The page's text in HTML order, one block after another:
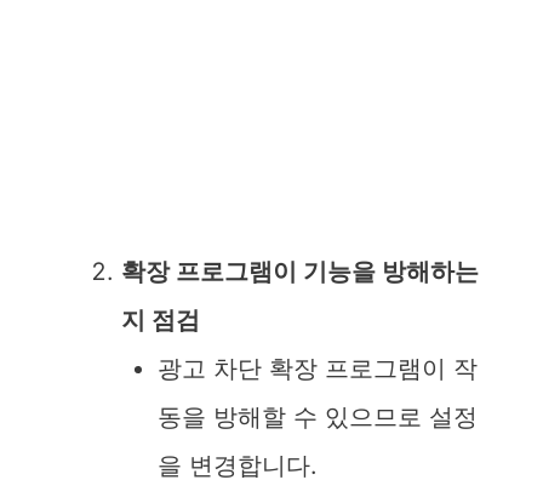
확장 프로그램이 기능을 방해하는
지 점검
광고 차단 확장 프로그램이 작
동을 방해할 수 있으므로 설정
을 변경합니다.